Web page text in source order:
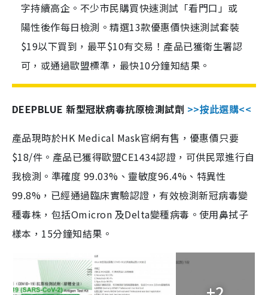
字持續高企。不少市民購買快速測試「看門口」或
陽性後作每日檢測。精選13款優惠價快速測試套裝
$19以下買到，最平$10有交易！產品已獲衛生署認
可，或通過歐盟標準，最快10分鐘知結果。
DEEPBLUE 新型冠狀病毒抗原檢測試劑 >>按此選購<<
產品現時於HK Medical Mask官網有售，優惠價只要
$18/件。產品已獲得歐盟CE1434認證，可供民眾進行自
我檢測。準確度 99.03%、靈敏度96.4%、特異性
99.8%，已經通過臨床實驗認證，有效檢測新冠病毒變
種毒株，包括Omicron 及Delta變種病毒。使用鼻拭子
樣本，15分鐘知結果。